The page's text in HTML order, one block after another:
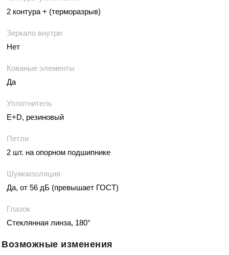
2 контура + (терморазрыв)
Зеркало внутри
Нет
Кованые элементы
Да
Уплотнитель
E+D, резиновый
Петли
2 шт. на опорном подшипнике
Шумоизоляция
Да, от 56 дБ (превышает ГОСТ)
Глазок
Стеклянная линза, 180°
Возможные изменения